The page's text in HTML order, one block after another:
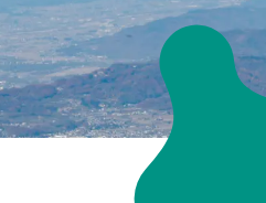
問
ポリシー